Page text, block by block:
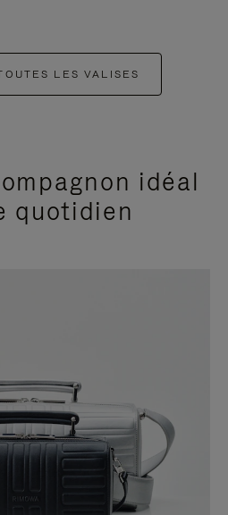
LES VALISES
idéal
quotidien